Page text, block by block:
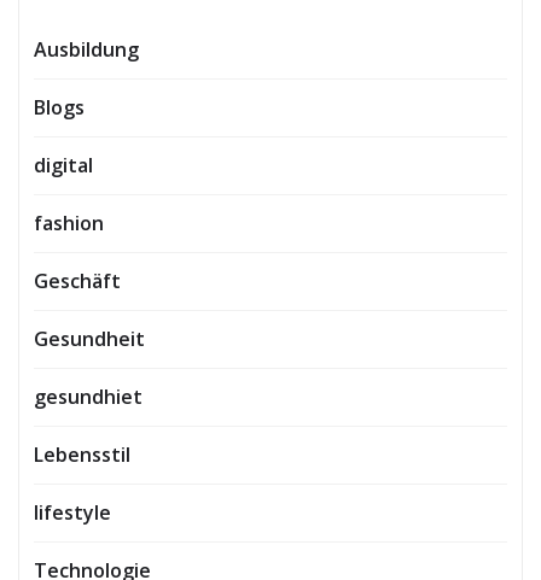
Ausbildung
Blogs
digital
fashion
Geschäft
Gesundheit
gesundhiet
Lebensstil
lifestyle
Technologie